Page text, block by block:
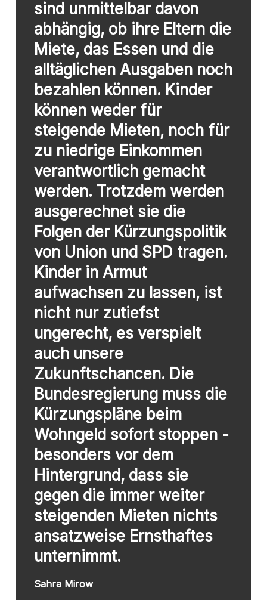
sind unmittelbar davon
abhängig, ob ihre Eltern die
Miete, das Essen und die
alltäglichen Ausgaben noch
bezahlen können. Kinder
können weder für
steigende Mieten, noch für
zu niedrige Einkommen
verantwortlich gemacht
werden. Trotzdem werden
ausgerechnet sie die
Folgen der Kürzungspolitik
von Union und SPD tragen.
Kinder in Armut
aufwachsen zu lassen, ist
nicht nur zutiefst
ungerecht, es verspielt
auch unsere
Zukunftschancen. Die
Bundesregierung muss die
Kürzungspläne beim
Wohngeld sofort stoppen -
besonders vor dem
Hintergrund, dass sie
gegen die immer weiter
steigenden Mieten nichts
ansatzweise Ernsthaftes
unternimmt.
Sahra Mirow